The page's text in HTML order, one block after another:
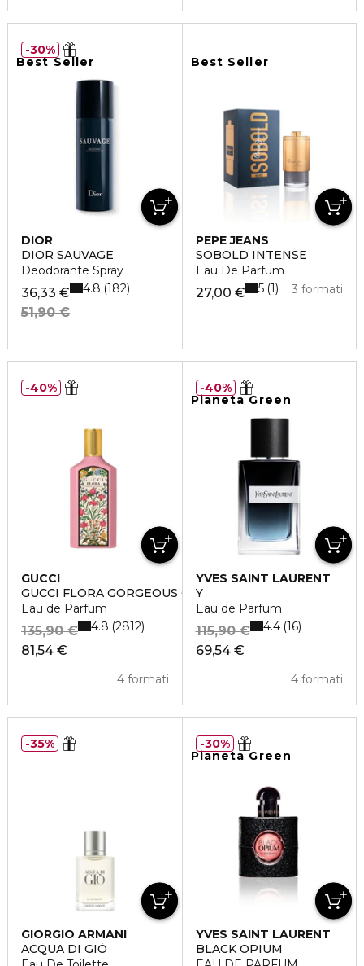
Best Seller
DIOR
DIOR SAUVAGE
Deodorante Spray
36,33 €
51,90 €
4.8 182
30%
Best Seller
PEPE JEANS
SOBOLD INTENSE
Eau De Parfum
27,00 € 3 formati
5 1
GUCCI
GUCCI FLORA GORGEOUS GARDENIA
Eau de Parfum
81,54 €
135,90 €
4 formati
4.8 2812
40%
Pianeta Green
YVES SAINT LAURENT
Y
Eau de Parfum
69,54 €
115,90 €
4 formati
4.4 16
40%
GIORGIO ARMANI
ACQUA DI GIÒ
35%
Pianeta Green
YVES SAINT LAURENT
BLACK OPIUM
30%